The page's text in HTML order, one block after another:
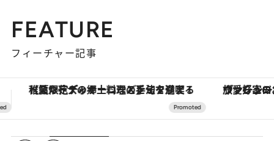
FEATURE
フィーチャー記事
ヴァシュロン・コンスタンタン「オーヴァーシーズ・オートマティック」。旅愛好家のお気に入りコレクションから、ジェンダーレスな新作が登場 【銀座で出合う最旬美容】美髪ケアや上質